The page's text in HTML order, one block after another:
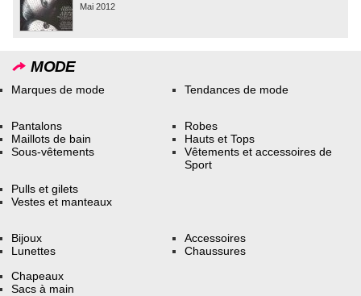
Mai 2012
MODE
Marques de mode Tendances de mode
Pantalons
Maillots de bain
Sous-vêtements
Robes
Hauts et Tops
Vêtements et accessoires de
Sport
Pulls et gilets
Vestes et manteaux
Bijoux
Lunettes
Accessoires
Chaussures
Chapeaux
Sacs à main